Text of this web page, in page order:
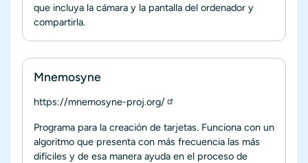
que incluya la cámara y la pantalla del ordenador y
compartirla.
Mnemosyne
https://mnemosyne-proj.org/
Programa para la creación de tarjetas. Funciona con un
algoritmo que presenta con más frecuencia las más
difíciles y de esa manera ayuda en el proceso de